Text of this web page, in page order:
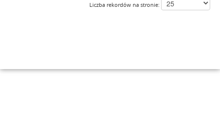
Liczba rekordów na stronie: